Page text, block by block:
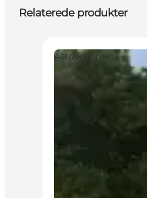
Relaterede produkter
Attraktioner